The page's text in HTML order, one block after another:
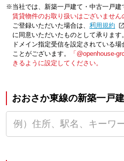
※当社では、新築一戸建て・中古一戸建
賃貸物件のお取り扱いはございません
ご登録いただいた場合は、「利用規約
に同意いただいたものとして承ります。
ドメイン指定受信を設定されている
ことがございます。
「@openhouse-
きるように設定してください。
おおさか東線の新築一戸